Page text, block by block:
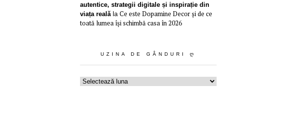
autentice, strategii digitale și inspirație din
viața reală la Ce este Dopamine Decor și de ce
toată lumea își schimbă casa în 2026
UZINA DE GÂNDURI Ღ
Uzina